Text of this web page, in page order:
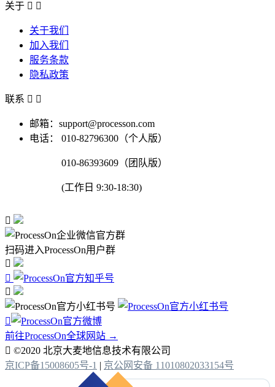
关于  
关于我们
加入我们
服务条款
隐私政策
联系  
邮箱：support@processon.com
电话：
010-82796300（个人版）
010-86393609（团队版）
(工作日 9:30-18:30)

扫码进入ProcessOn用户群




前往ProcessOn全球网站 →
 ©2020 北京大麦地信息技术有限公司
京ICP备15008605号-1 | 京公网安备 11010802033154号